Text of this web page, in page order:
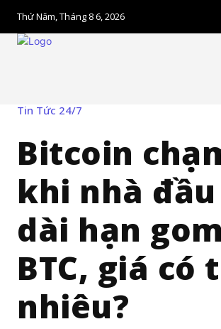
Thứ Năm, Tháng 8 6, 2026
Tin Tức 24/7
Bitcoin
khi nhà
dài hạn
BTC, giá có
nhiêu?